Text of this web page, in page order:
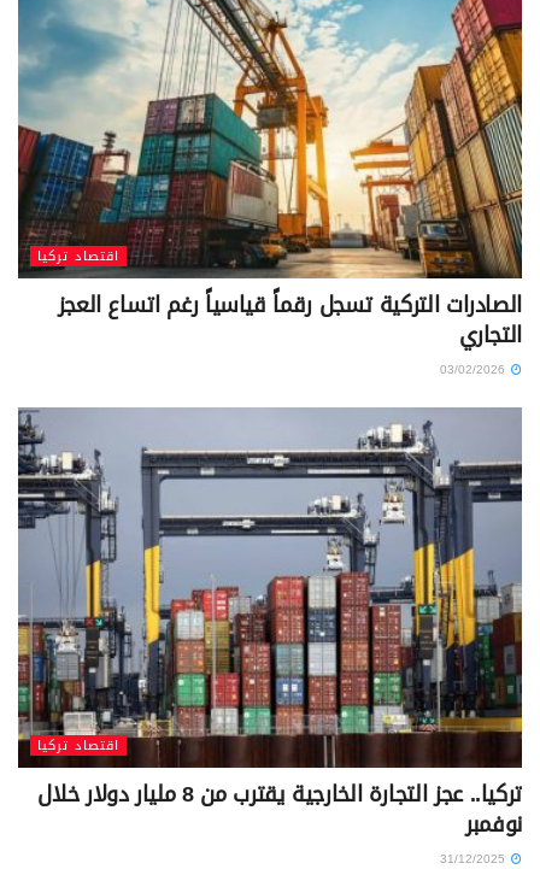
اقتصاد تركيا
الصادرات التركية تسجل رقماً قياسياً رغم اتساع العجز
التجاري
اقتصاد تركيا
تركيا.. عجز التجارة الخارجية يقترب من 8 مليار دولار خلال
نوفمبر